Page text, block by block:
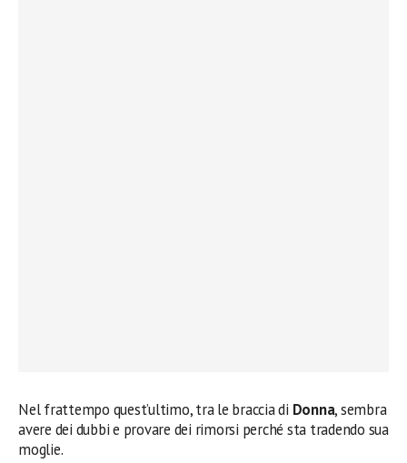
Nel frattempo quest’ultimo, tra le braccia di Donna, sembra
avere dei dubbi e provare dei rimorsi perché sta tradendo sua
moglie.